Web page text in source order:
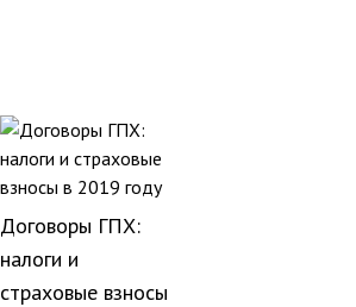
Договоры ГПХ:
налоги и
страховые взносы